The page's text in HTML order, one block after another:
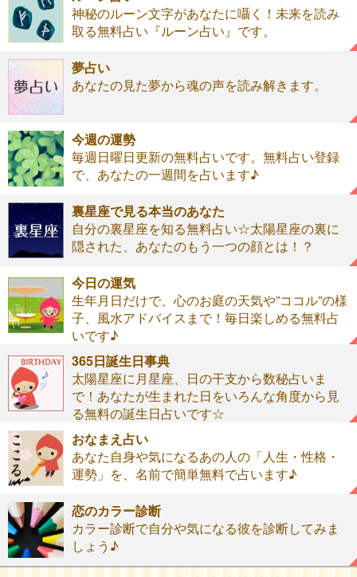
神秘のルーン文字があなたに囁く！未来を読み
取る無料占い『ルーン占い』です。
夢占い
あなたの見た夢から魂の声を読み解きます。
今週の運勢
毎週日曜日更新の無料占いです。無料占い登録
で、あなたの一週間を占います♪
裏星座で見る本当のあなた
自分の裏星座を知る無料占い☆太陽星座の裏に
隠された、あなたのもう一つの顔とは！？
今日の運気
生年月日だけで、心のお庭の天気や”ココル”の様
子、風水アドバイスまで！毎日楽しめる無料占
いです♪
365日誕生日事典
太陽星座に月星座、日の干支から数秘占いま
で！あなたが生まれた日をいろんな角度から見
る無料の誕生日占いです☆
おなまえ占い
あなた自身や気になるあの人の「人生・性格・
運勢」を、名前で簡単無料で占います♪
恋のカラー診断
カラー診断で自分や気になる彼を診断してみま
しょう♪